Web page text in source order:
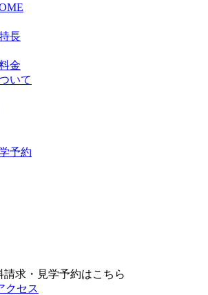
長
金
いて
予約
求・見学予約はこちら
クセス